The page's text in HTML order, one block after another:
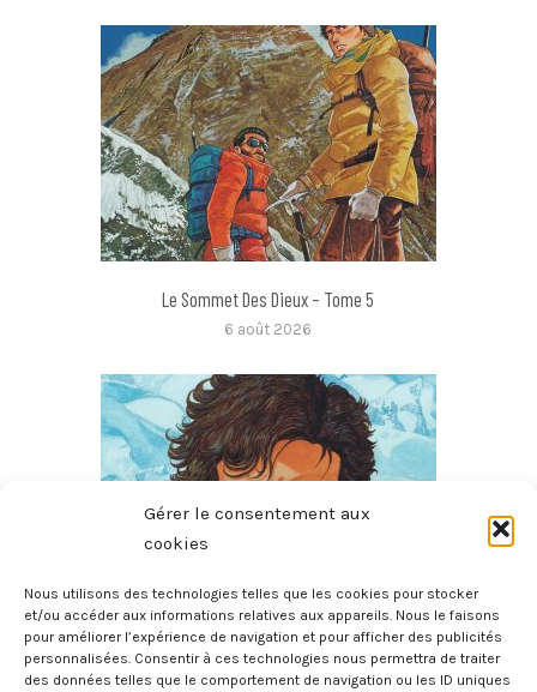
Gérer le consentement aux
cookies
Nous utilisons des technologies telles que les cookies pour stocker
et/ou accéder aux informations relatives aux appareils. Nous le faisons
pour améliorer l’expérience de navigation et pour afficher des publicités
personnalisées. Consentir à ces technologies nous permettra de traiter
des données telles que le comportement de navigation ou les ID uniques
Le Sommet Des Dieux – Tome 5
6 août 2026
Le Sommet Des Dieux – Tome 4
6 août 2026